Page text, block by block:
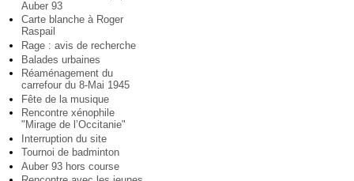
Auber 93
Carte blanche à Roger
Raspail
Rage : avis de recherche
Balades urbaines
Réaménagement du
carrefour du 8-Mai 1945
Fête de la musique
Rencontre xénophile
"Mirage de l’Occitanie"
Interruption du site
Tournoi de badminton
Auber 93 hors course